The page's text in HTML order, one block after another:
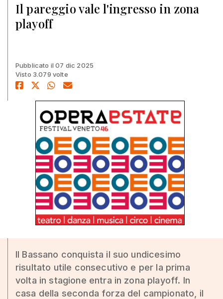
Il pareggio vale l'ingresso in zona
playoff
Pubblicato il 07 dic 2025
Visto 3.079 volte
Il Bassano conquista il suo undicesimo
risultato utile consecutivo e per la prima
volta in stagione entra in zona playoff. In
casa della seconda forza del campionato, il